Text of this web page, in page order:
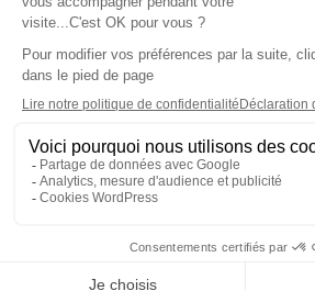
Téléchargez
Les cookies
Gestion des cookies
Crédit photos : ©Sud Radio /
12H00
Moreau